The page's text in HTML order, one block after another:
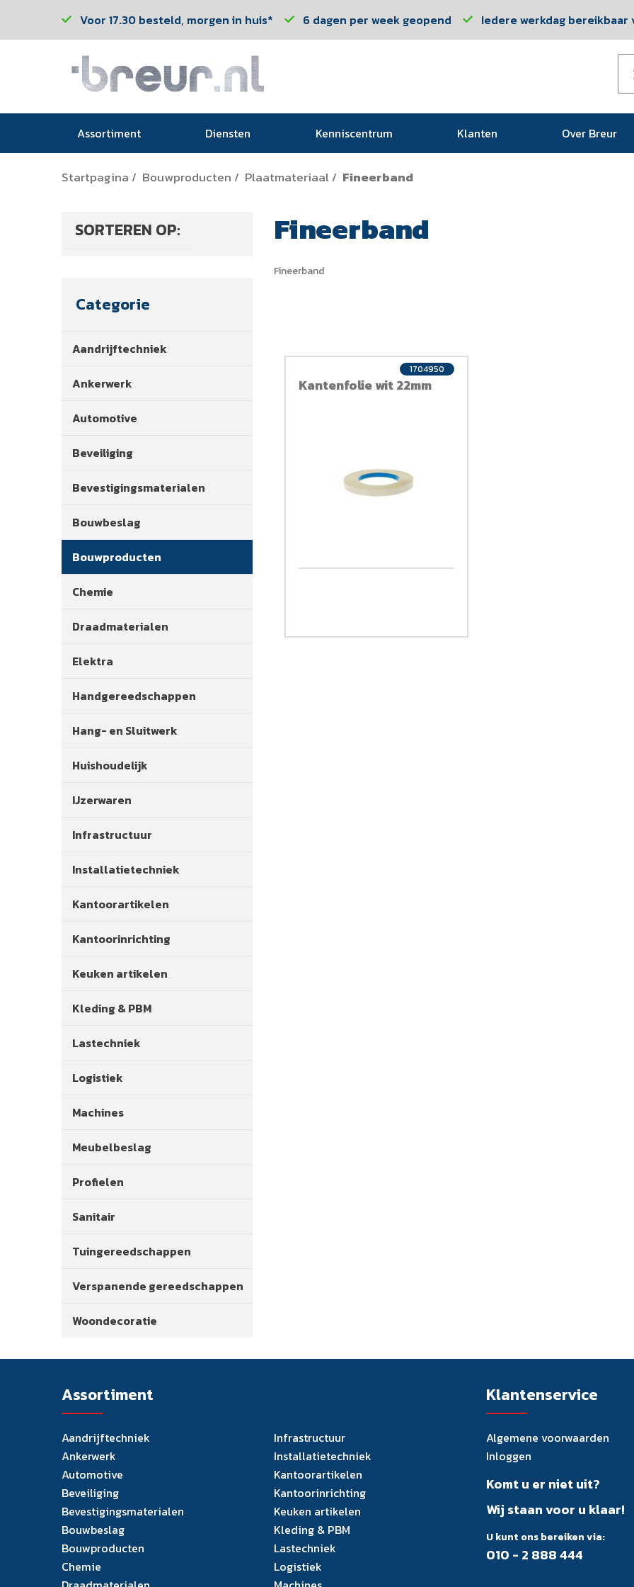
Voor 17.30 besteld, morgen in huis* 6 dagen per week geopend Iedere werkdag bereikbaar
Assortiment Diensten Kenniscentrum Klanten Over Breur
Startpagina / Bouwproducten / Plaatmateriaal / Fineerband
SORTEREN OP:
Categorie
Aandrijftechniek
Ankerwerk
Automotive
Beveiliging
Bevestigingsmaterialen
Bouwbeslag
Bouwproducten
Chemie
Draadmaterialen
Elektra
Handgereedschappen
Hang- en Sluitwerk
Huishoudelijk
IJzerwaren
Infrastructuur
Installatietechniek
Kantoorartikelen
Kantoorinrichting
Keuken artikelen
Kleding & PBM
Lastechniek
Logistiek
Machines
Meubelbeslag
Profielen
Sanitair
Tuingereedschappen
Verspanende gereedschappen
Woondecoratie
Fineerband
Fineerband
Kantenfolie wit 22mm
1704950
Assortiment
Aandrijftechniek
Ankerwerk
Automotive
Beveiliging
Bevestigingsmaterialen
Bouwbeslag
Bouwproducten
Chemie
Infrastructuur
Installatietechniek
Kantoorartikelen
Kantoorinrichting
Keuken artikelen
Kleding & PBM
Lastechniek
Logistiek
Klantenservice
Algemene voorwaarden
Inloggen
Komt u er niet uit?
Wij staan voor u klaar!
U kunt ons bereiken via:
010 - 2 888 444